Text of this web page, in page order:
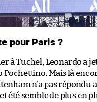
pour Paris ?
à Tuchel, Leonardo a
Mais là
n’a pas répondu
été semble de plus en